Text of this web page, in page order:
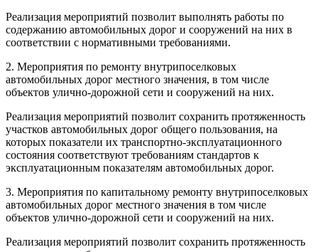
Реализация мероприятий позволит выполнять работы по
содержанию автомобильных дорог и сооружений на них в
соответствии с нормативными требованиями.
2. Мероприятия по ремонту внутрипоселковых
автомобильных дорог местного значения, в том числе
объектов улично-дорожной сети и сооружений на них.
Реализация мероприятий позволит сохранить протяженность
участков автомобильных дорог общего пользования, на
которых показатели их транспортно-эксплуатационного
состояния соответствуют требованиям стандартов к
эксплуатационным показателям автомобильных дорог.
3. Мероприятия по капитальному ремонту внутрипоселковых
автомобильных дорог местного значения в том числе
объектов улично-дорожной сети и сооружений на них.
Реализация мероприятий позволит сохранить протяженность